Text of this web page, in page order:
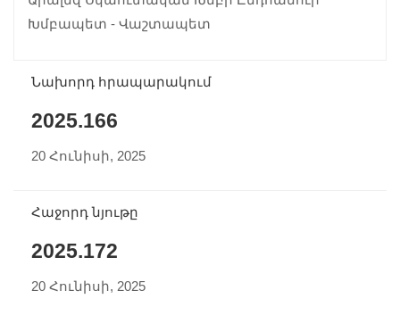
Խմբապետ - Վաշտապետ
Նախորդ հրապարակում
2025.166
20 Հունիսի, 2025
Հաջորդ նյութը
2025.172
20 Հունիսի, 2025